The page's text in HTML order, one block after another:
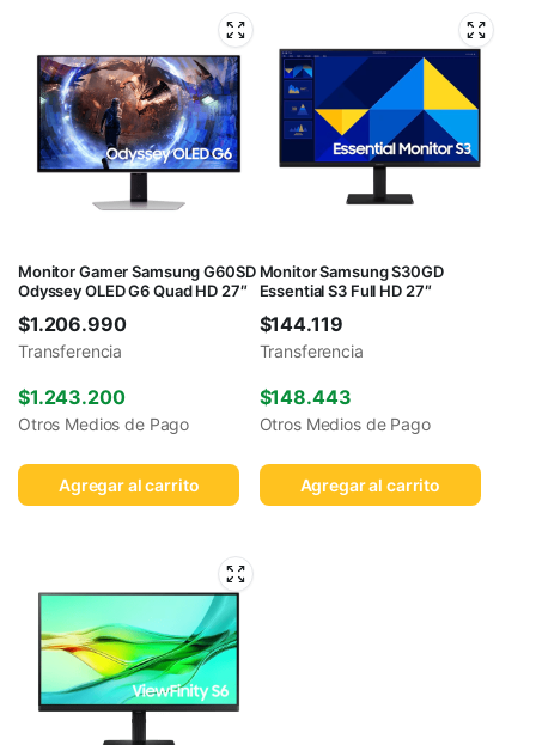
Monitor Gamer Samsung G60SD
Odyssey OLED G6 Quad HD 27″
$1.206.990
Transferencia
$1.243.200
Otros Medios de Pago
Agregar al carrito
Monitor Samsung S30GD
Essential S3 Full HD 27″
$144.119
Transferencia
$148.443
Otros Medios de Pago
Agregar al carrito